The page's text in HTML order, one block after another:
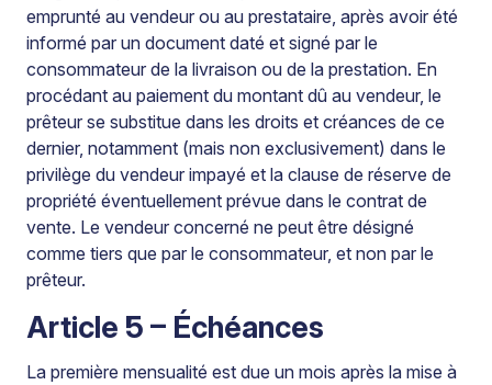
emprunté au vendeur ou au prestataire, après avoir été
informé par un document daté et signé par le
consommateur de la livraison ou de la prestation. En
procédant au paiement du montant dû au vendeur, le
prêteur se substitue dans les droits et créances de ce
dernier, notamment (mais non exclusivement) dans le
privilège du vendeur impayé et la clause de réserve de
propriété éventuellement prévue dans le contrat de
vente. Le vendeur concerné ne peut être désigné
comme tiers que par le consommateur, et non par le
prêteur.
Article 5 – Échéances
La première mensualité est due un mois après la mise à